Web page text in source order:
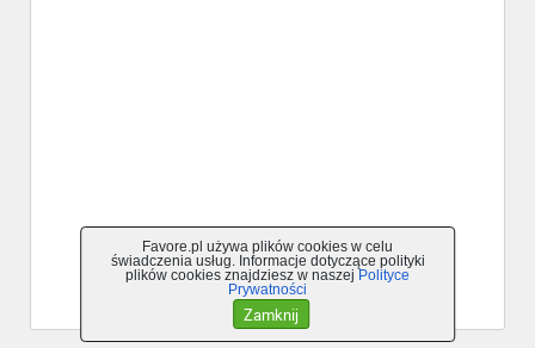
Favore.pl używa plików cookies w celu
świadczenia usług. Informacje dotyczące polityki
plików cookies znajdziesz w naszej Polityce
Prywatności
Zamknij
Powrót do ogłoszenia